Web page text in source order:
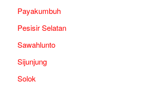
Payakumbuh
Pesisir Selatan
Sawahlunto
Sijunjung
Solok